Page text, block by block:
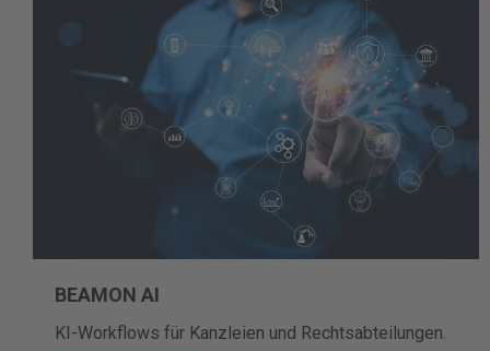
BEAMON AI
KI-Workflows für Kanzleien und Rechtsabteilungen.